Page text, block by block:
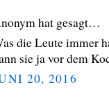
hat gesagt…
die Leute immer
sie ja vor dem
20, 2016